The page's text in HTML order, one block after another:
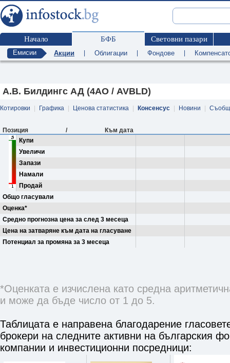
Начало БФБ Световни пазари
Емисии Акции Облигации Фондове
А.В. Билдингс АД (4AO / AVBLD)
Котировки Графика Ценова статистика Консенсус Новини
Към дата
Позиция
/
Купи
Увеличи
Запази
Намали
Продай
Общо гласували
Оценка*
Средно прогнозна цена за след 3 месеца
Цена на затваряне към дата на гласуване
Потенциал за промяна за 3 месеца
*Оценката е изчислена като средна
и може да бъде число от 1 до 5.
Таблицата е направена благодарение
брокери на следните активни на българския
компании и инвестиционни посредници: